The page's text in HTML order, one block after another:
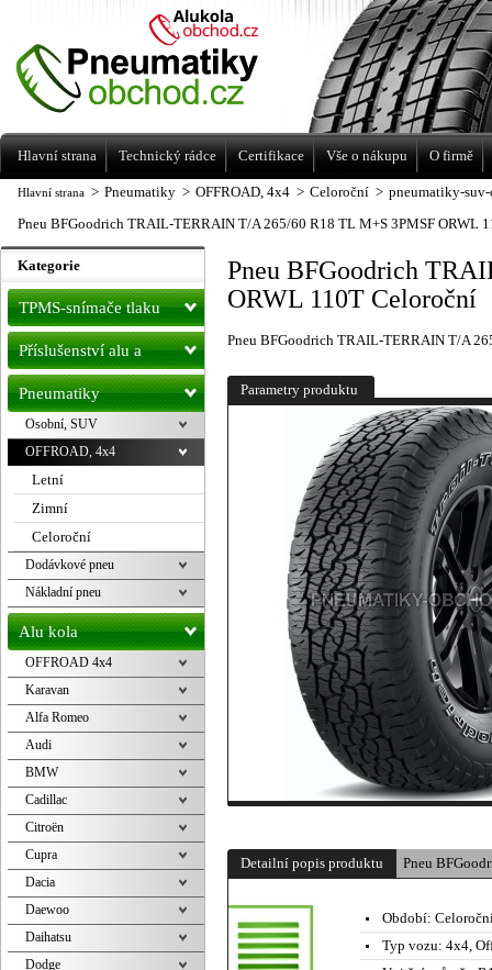
Hlavní strana > Pneumatiky > OFFROAD, 4x4 > Celoroční > pneumatiky-
Pneu BFGoodrich TRAIL-TERRAIN T/A 265/60 R18 TL M+S 3PMSF ORWL
Pneu BFGoodrich
ORWL 110T Celoroční
Pneu BFGoodrich TRAIL-TERRAIN T/A
Parametry produktu
Detailní popis produktu Pneu
Období:
Typ vozu: 4x4,
Kategorie
TPMS-snímače tlaku
Příslušenství alu a
pneu
Pneumatiky
Osobní, SUV
OFFROAD, 4x4
Letní
Zimní
Celoroční
Dodávkové pneu
Nákladní pneu
Alu kola
OFFROAD 4x4
Karavan
Alfa Romeo
Audi
BMW
Cadillac
Citroën
Cupra
Dacia
Daewoo
Daihatsu
Dodge
Levné pneumatiky letní, zimní, Alu kola
a litá kola Racing Line
Hlavní strana Technický rádce Certifikace Vše o nákupu O firmě